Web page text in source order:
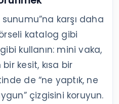
sunumu”na karşı daha
katalog gibi
kullanın: mini vaka,
kesit, kısa bir
de “ne yaptık, ne
çizgisini koruyun.